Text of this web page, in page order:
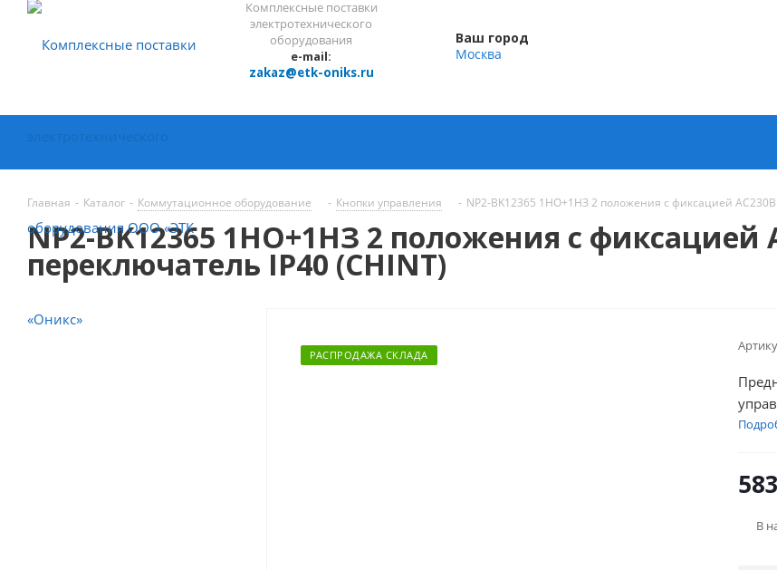
Комплексные поставки
электротехнического
оборудования
e-mail:
zakaz@etk-oniks.ru
Ваш город
Москва
Главная - Каталог - Коммутационное оборудование - Кнопки управления - NP2-BK12365 1НО+1НЗ 2 положения с фиксацией
NP2-BK12365 1НО+1НЗ 2 положения с фиксацией
переключатель IP40 (CHINT)
РАСПРОДАЖА СКЛАДА
В